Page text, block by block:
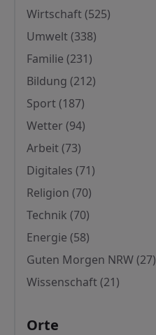
Wirtschaft(525)
Umwelt(338)
Familie (231)
Bildung (212)
Sport(187)
Wetter (94)
Arbeit(73)
Digitales (71)
Religion (70)
Technik (70)
Energie (58)
Guten Morgen NRW(27)
Wissenschaft(21)
Orte